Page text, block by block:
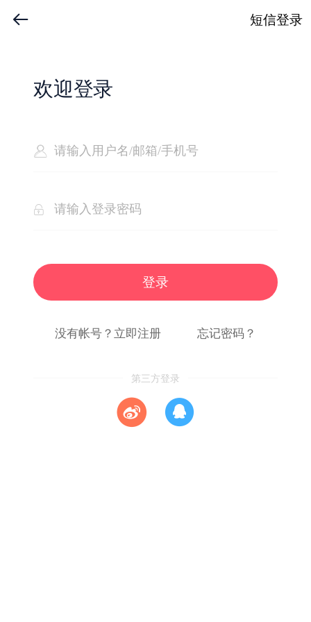
短信登录
欢迎登录
登录
没有帐号？立即注册 忘记密码？
第三方登录